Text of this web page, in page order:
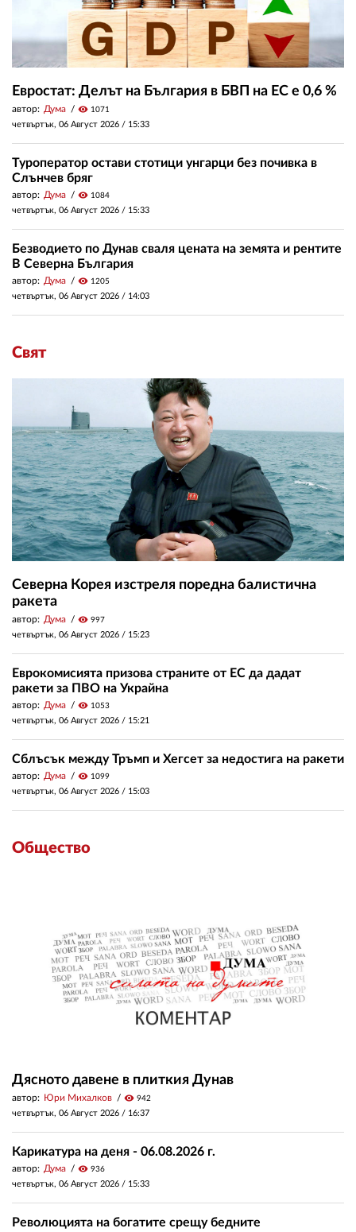
Евростат: Делът на България в БВП на ЕС е 0,6 %
автор: Дума visibility 1071
четвъртък, 06 Август 2026 / 15:33
Туроператор остави стотици унгарци без почивка в
Слънчев бряг
автор: Дума visibility 1084
четвъртък, 06 Август 2026 / 15:33
Безводието по Дунав сваля цената на земята и рентите
В Северна България
автор: Дума visibility 1205
четвъртък, 06 Август 2026 / 14:03
Свят
Северна Корея изстреля поредна балистична
ракета
автор: Дума visibility 997
четвъртък, 06 Август 2026 / 15:23
Еврокомисията призова страните от ЕС да дадат
ракети за ПВО на Украйна
автор: Дума visibility 1053
четвъртък, 06 Август 2026 / 15:21
Сблъсък между Тръмп и Хегсет за недостига на ракети
автор: Дума visibility 1099
четвъртък, 06 Август 2026 / 15:03
Общество
Дясното давене в плиткия Дунав
автор: Юри Михалков visibility 942
четвъртък, 06 Август 2026 / 16:37
Карикатура на деня - 06.08.2026 г.
автор: Дума visibility 936
четвъртък, 06 Август 2026 / 15:33
Революцията на богатите срещу бедните